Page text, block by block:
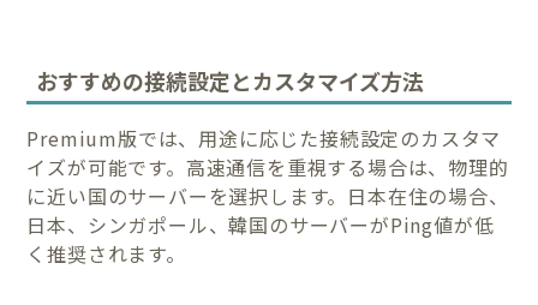
おすすめの接続設定とカスタマイズ方法
Premium版では、用途に応じた接続設定のカスタマ
イズが可能です。高速通信を重視する場合は、物理的
に近い国のサーバーを選択します。日本在住の場合、
日本、シンガポール、韓国のサーバーがPing値が低
く推奨されます。